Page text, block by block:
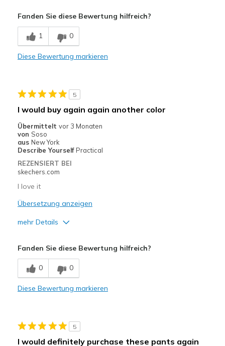
Breathe Well
Comfortable
Stylish
Nachteile
Need Break In
Casual Wear
Sizing
Feels true to size
Fanden Sie diese Bewertung hilfreich?
1 0
Diese Bewertung markieren
5
I would buy again again another color
Übermittelt vor 3 Monaten
von Soso
aus New York
Describe Yourself Practical
REZENSIERT BEI
skechers.com
I love it
Übersetzung anzeigen
mehr Details
Comfortable
Durable
Wear Out Quickly
Fanden Sie diese Bewertung hilfreich?
0 0
Diese Bewertung markieren
5
I would definitely purchase these pants again